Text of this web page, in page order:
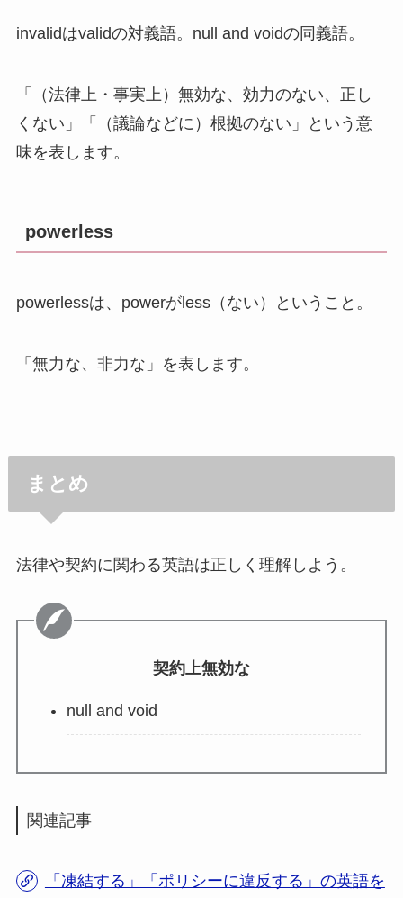
invalidはvalidの対義語。null and voidの同義語。
「（法律上・事実上）無効な、効力のない、正し
くない」「（議論などに）根拠のない」という意
味を表します。
powerless
powerlessは、powerがless（ない）ということ。
「無力な、非力な」を表します。
まとめ
法律や契約に関わる英語は正しく理解しよう。
契約上無効な
null and void
関連記事
「凍結する」「ポリシーに違反する」の英語を